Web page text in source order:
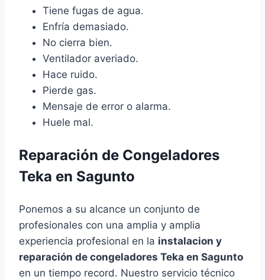
Tiene fugas de agua.
Enfría demasiado.
No cierra bien.
Ventilador averiado.
Hace ruido.
Pierde gas.
Mensaje de error o alarma.
Huele mal.
Reparación de Congeladores
Teka en Sagunto
Ponemos a su alcance un conjunto de
profesionales con una amplia y amplia
experiencia profesional en la instalacion y
reparación de congeladores Teka en Sagunto
en un tiempo record. Nuestro servicio técnico